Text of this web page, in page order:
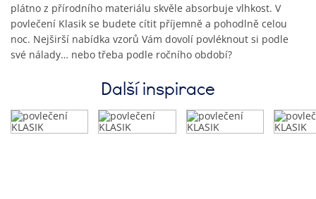
plátno z přírodního materiálu skvěle absorbuje vlhkost. V
povlečení Klasik se budete cítit příjemně a pohodlně celou
noc. Nejširší nabídka vzorů Vám dovolí povléknout si podle
své nálady… nebo třeba podle ročního období?
Další inspirace